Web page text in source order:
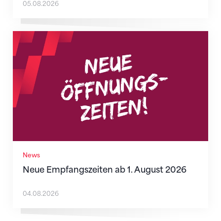
05.08.2026
News
Neue Empfangszeiten ab 1. August 2026
Neue Empfangszeiten ab 1. August 2026
04.08.2026